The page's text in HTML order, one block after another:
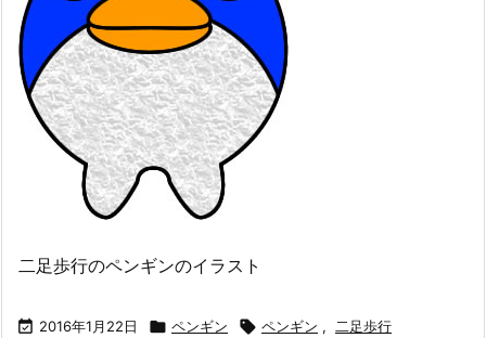
二足歩行のペンギンのイラスト
 2016年1月22日  ペンギン  ペンギン , 二足歩行